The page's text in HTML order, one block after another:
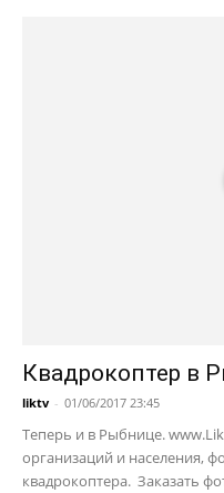
Квадрокоптер в
liktv - 01/06/2017 23:45
Теперь и в Рыбнице.
организаций и населения,
квадрокоптера. Заказать